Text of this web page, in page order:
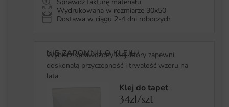
Wydrukowana w rozmiarze 30x50
Dostawa w ciągu 2-4 dni roboczych
NIE ZAPOMNIJ O KLEJU!
Wybierz sprawdzony klej, który zapewni
doskonałą przyczepność i trwałość wzoru na
lata.
Klej do tapet
34zł/szt